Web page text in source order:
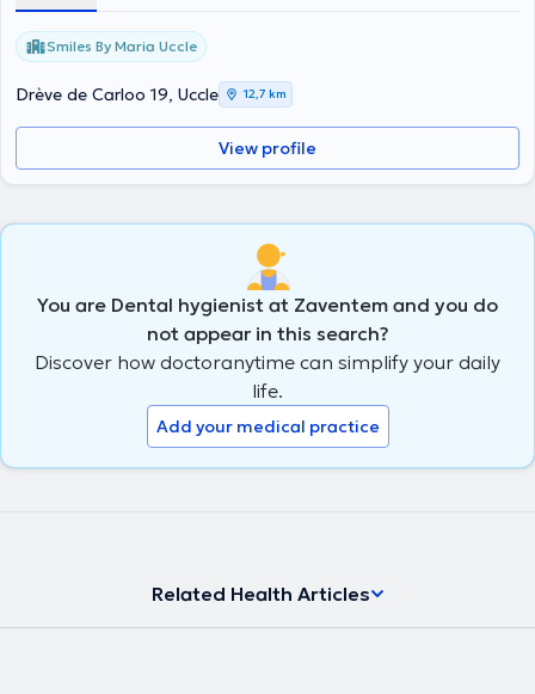
Smiles By Maria Uccle
Drève de Carloo 19, Uccle 12,7 km
View profile
You are Dental hygienist at Zaventem and you do
not appear in this search?
Discover how doctoranytime can simplify your daily
life.
Add your medical practice
Related Health Articles